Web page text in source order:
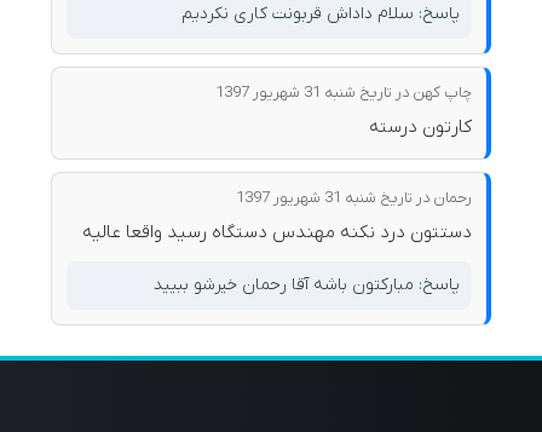
پاسخ: سلام داداش قربونت کاری نکردیم
چاپ کهن در تاریخ شنبه 31 شهريور 1397
کارتون درسته
رحمان در تاریخ شنبه 31 شهريور 1397
دستتون درد نکنه مهندس دستگاه رسید واقعا عالیه
پاسخ: مبارکتون باشه آقا رحمان خیرشو ببیید